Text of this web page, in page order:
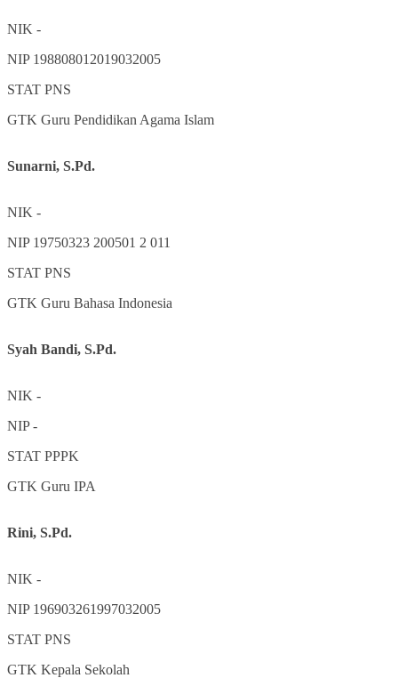
NIK -
NIP 198808012019032005
STAT PNS
GTK Guru Pendidikan Agama Islam
Sunarni, S.Pd.
NIK -
NIP 19750323 200501 2 011
STAT PNS
GTK Guru Bahasa Indonesia
Syah Bandi, S.Pd.
NIK -
NIP-
STAT PPPK
GTK Guru IPA
Rini, S.Pd.
NIK -
NIP 196903261997032005
STAT PNS
GTK Kepala Sekolah